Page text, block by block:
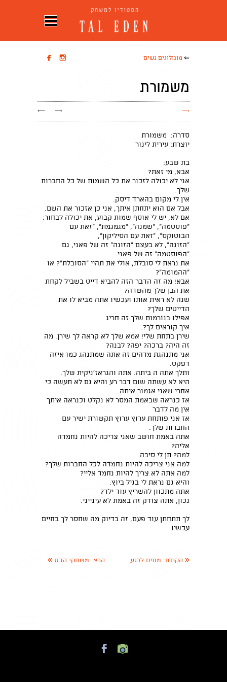
  ⇐ מונולוגים נשים
משמורת
→
→
←
סדרה: משמורת
יוצרת: עירית לינור
בת שבע:
אבא, מי זאת?
אני לא יכולה לזכור את כל השמות של כל החברות
שלך.
אין לי מקום בהארד דיסק.
אבל אם הוא יתחתן איתך, אני כן אזכור את השם.
אם לא, יש לי אוסף שמות קבוע, את יכולה לבחור:
"פוסטמה", "שמנה", "מגמגמת", "זאת עם
הבוטוקס", "זאת עם הסיליקון",
"הזונה", לא בעצם "הזונה" זה של פאני, גם
"הפוסטמה" זה של פאני.
את נראת לי סובלת, אולי את תהיי "הסובלת"? או
"ההמומה"?
אבא! מה זה הדבר הזה להביא דייט בשביל לקחת
את הבן שלך מהשדה?
שנה לא ראית אותו ועכשיו אתה מביא לו את
הדייטים שלך?
אפילו בנורמות שלך זה חריג
איך קוראים לך?.
שירן בתחת שלי! אמא שלך לא קראה לך שירן. מה
זה היה? ברכה? יפה? לבנה?
אני מתנהגת מדהים זה אתה שמתנהג כמו איזה
דפקט.
ותלך אתה ה ביתה. אתה והגראז'ניקית שלך.
היא לא עשתה שום דבר רע והיא גם לא תעשה כי
אחרי שאני אגמור איתה...
אז כנראה שבאמת המסר לא נקלט וכנראה איתך
אין מה לדבר
אז אני פותחת ערוץ ערוץ תקשורת ישיר עם
החברות שלך.
אתה באמת חושב שאני צריכה להיות נחמדה
אליה?
למה? תן לי סיבה.
למה אני צריכה להיות נחמדה לכל החברות שלך?
למה אתה לא צריך להיות נחמד אליי?
והיא גם נראת לי בגיל ביוץ.
אתה מתכוון להשריץ עוד ילד?
נכון, אתה צודק זה באמת לא עינייני.
לך תתחתן עוד פעם, זה בדיוק מה שחסר לך בחיים
עכשיו.
« הקודם: מתים לרגע הבא: משחקי הכס »